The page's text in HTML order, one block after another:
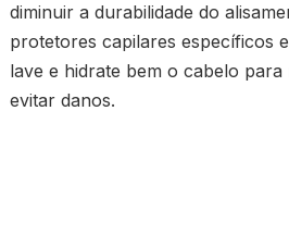
diminuir a durabilidade do
protetores capilares específicos
lave e hidrate bem o cabelo
evitar danos.